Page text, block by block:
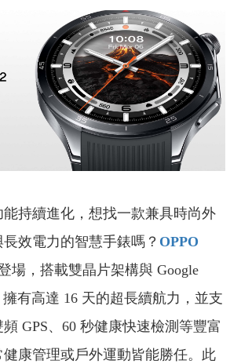
續進化，想找一款兼具時尚外
效電力的智慧手錶嗎？ OPPO
場，搭載雙晶片架構與 Google
擁有高達 16 天的超長續航力，並支
GPS、60 秒健康快速檢測等豐富
康管理或戶外運動皆能勝任。此